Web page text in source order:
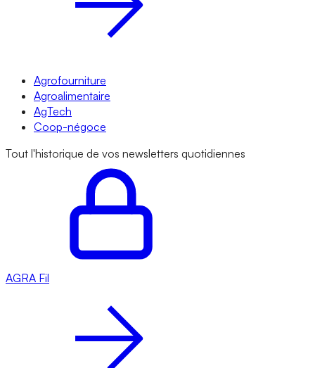
Agrofourniture
Agroalimentaire
AgTech
Coop-négoce
Tout l'historique de vos newsletters quotidiennes
AGRA Fil